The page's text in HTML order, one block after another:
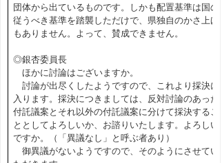
団体から出ているものです。しかも配置基準は国の
従うべき基準を踏襲しただけで、県独自のかさ上げ
もありません。よって、賛成できません。
◎銀杏委員長
ほかに討論はございますか。
討論が出尽くしたようですので、これより採決に
入ります。採決につきましては、反対討論のあった
付託議案とそれ以外の付託議案に分けて採決するこ
ととしてよろしいか、お諮りいたします。よろしい
ですか。（「異議なし」と呼ぶ者あり）
御異議がないようですので、そのようにさせてい